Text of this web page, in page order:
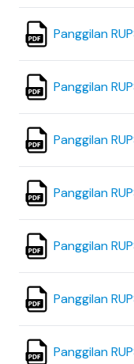
Panggilan
Panggilan
Panggilan
Panggilan
Panggilan
Panggilan
Panggilan